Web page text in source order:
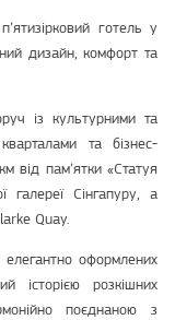
готель у
дизайн, комфорт та
із культурними та
та бізнес-
від пам’ятки «Статуя
галереї Сінгапуру, а
Quay.
оформлених
історією розкішних
поєднаною з